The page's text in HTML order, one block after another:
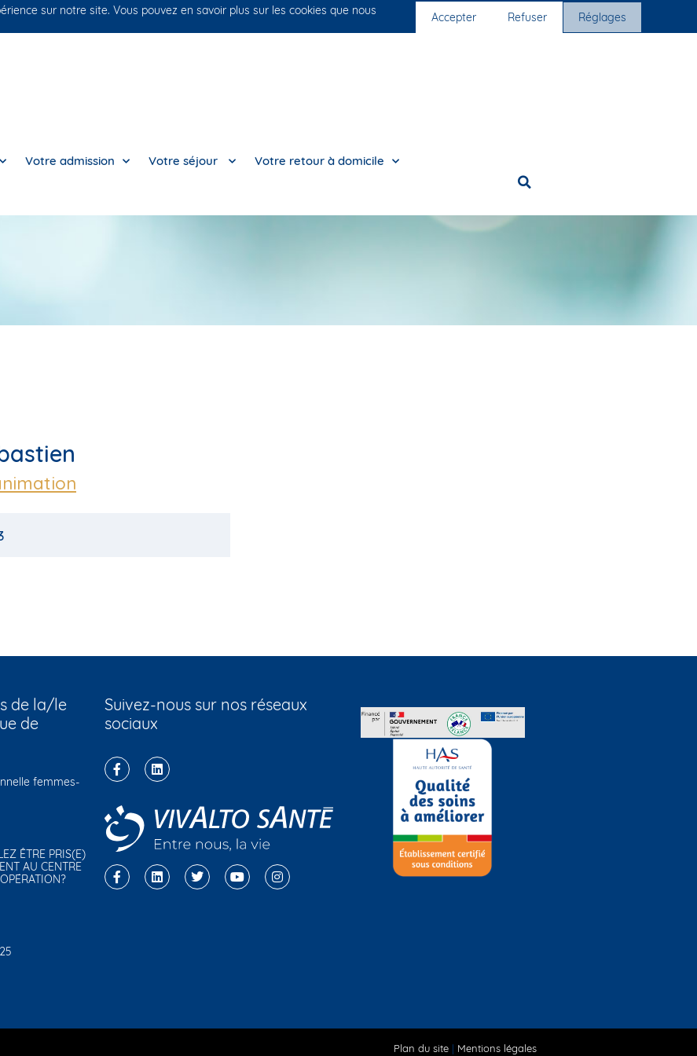
Nos cliniques Nous rejoindre
Votre admission Votre séjour Votre retour à domicile
de la/le
de
femmes-
ÊTRE PRIS(E)
AU CENTRE
Suivez-nous sur nos réseaux
sociaux
Plan du site | Mentions légales
sur notre site. Vous pouvez en savoir plus sur les cookies que nous
Accepter Refuser Réglages